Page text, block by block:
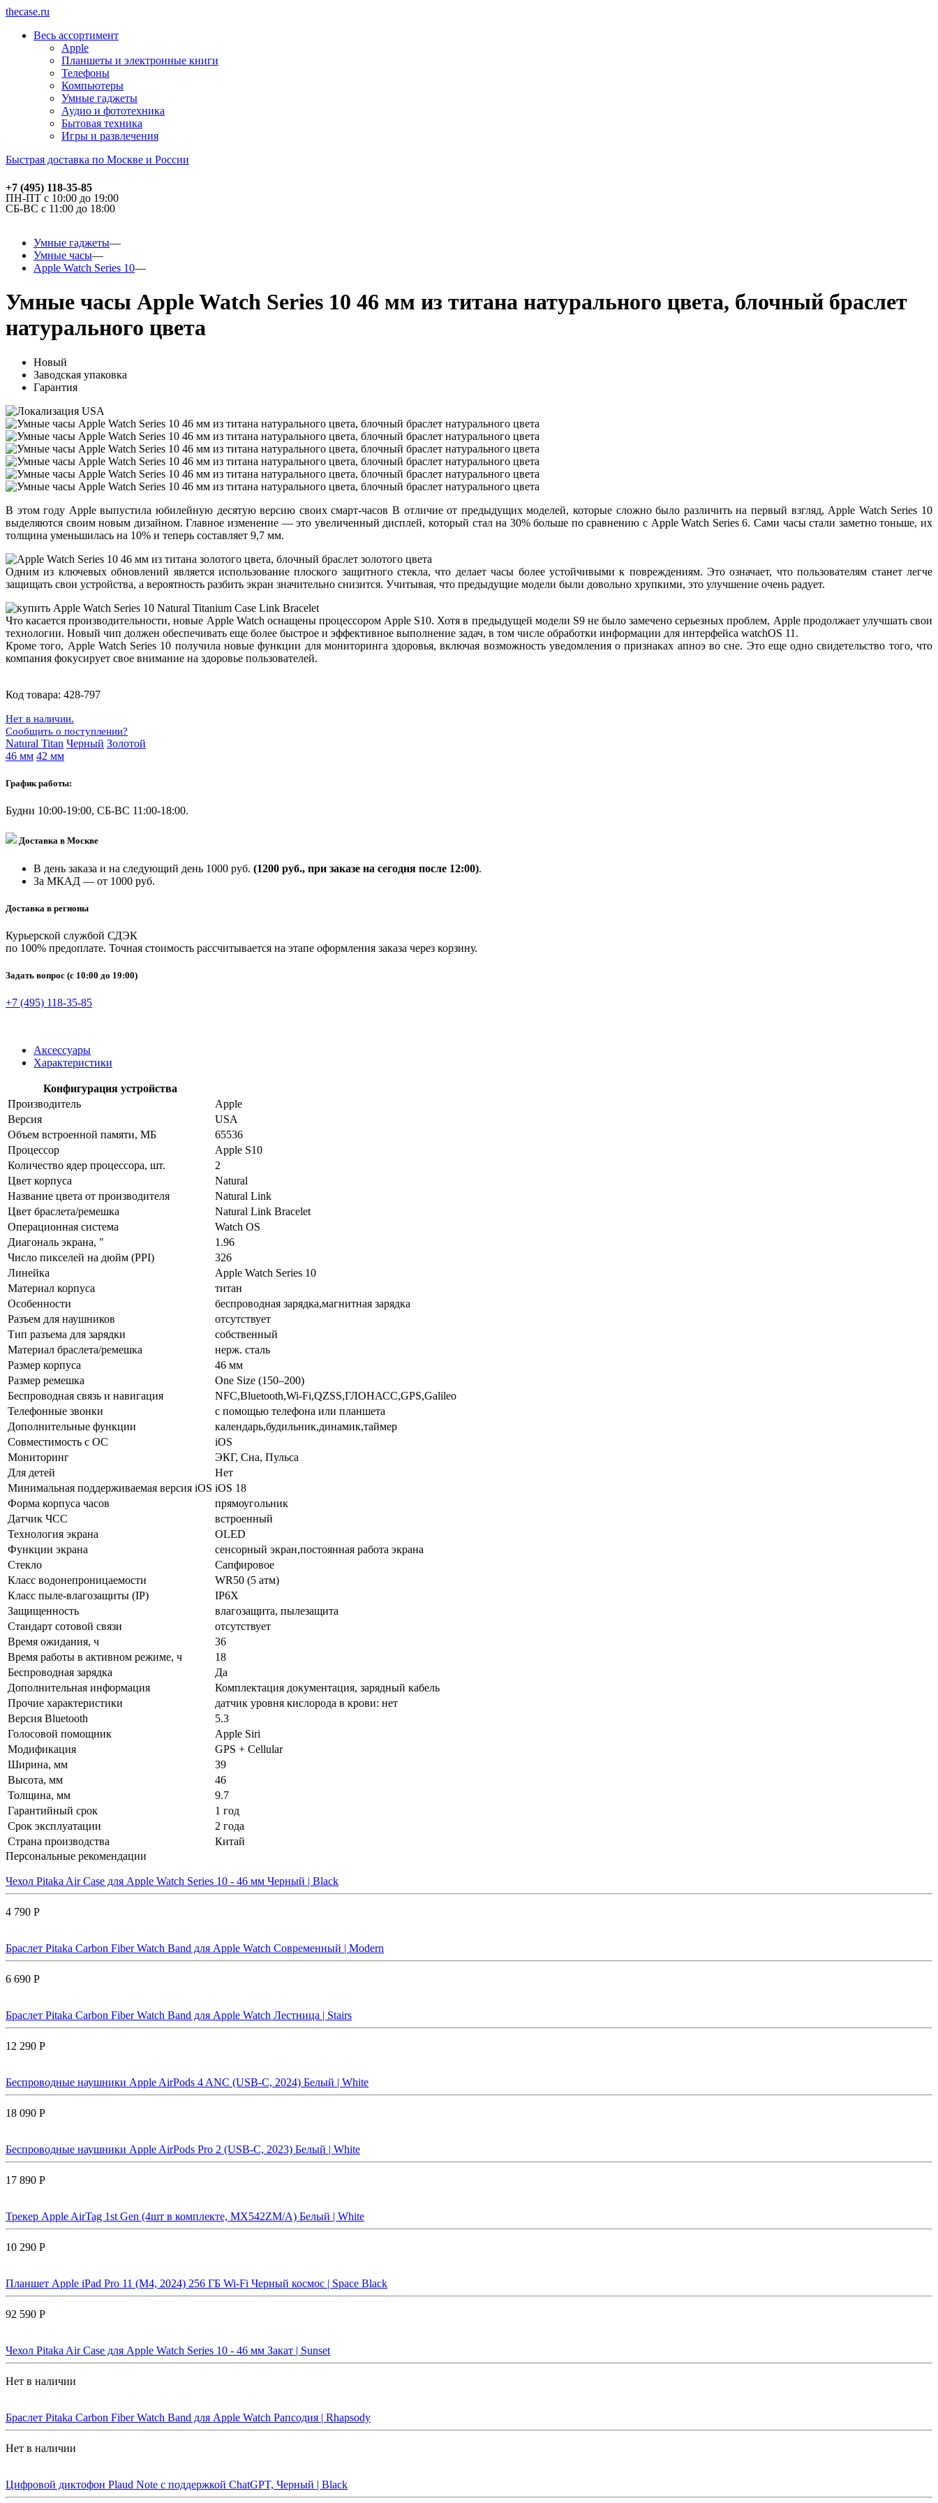
thecase.ru
Весь ассортимент
Apple
Планшеты и электронные книги
Телефоны
Компьютеры
Умные гаджеты
Аудио и фототехника
Бытовая техника
Игры и развлечения
Быстрая доставка по Москве и России
+7 (495) 118-35-85
ПН-ПТ с 10:00 до 19:00
СБ-ВС с 11:00 до 18:00
Умные гаджеты
Умные часы
Apple Watch Series 10
Умные часы Apple Watch Series 10 46 мм из титана натурального цвета, блочный браслет
натурального цвета
Новый
Заводская упаковка
Гарантия
В этом году Apple выпустила юбилейную десятую версию своих смарт-часов В отличие от предыдущих моделей, которые сложно было различить на первый взгляд, Apple Watch Series 10
выделяются своим новым дизайном. Главное изменение — это увеличенный дисплей, который стал на 30% больше по сравнению с Apple Watch Series 6. Сами часы стали заметно тоньше, их
толщина уменьшилась на 10% и теперь составляет 9,7 мм.
Одним из ключевых обновлений является использование плоского защитного стекла, что делает часы более устойчивыми к повреждениям. Это означает, что пользователям станет легче
защищать свои устройства, а вероятность разбить экран значительно снизится. Учитывая, что предыдущие модели были довольно хрупкими, это улучшение очень радует.
Что касается производительности, новые Apple Watch оснащены процессором Apple S10. Хотя в предыдущей модели S9 не было замечено серьезных проблем, Apple продолжает улучшать свои
технологии. Новый чип должен обеспечивать еще более быстрое и эффективное выполнение задач, в том числе обработки информации для интерфейса watchOS 11.
Кроме того, Apple Watch Series 10 получила новые функции для мониторинга здоровья, включая возможность уведомления о признаках апноэ во сне. Это еще одно свидетельство того, что
компания фокусирует свое внимание на здоровье пользователей.
Код товара: 428-797
Нет в наличии.
Сообщить о поступлении?
Natural Titan Черный Золотой
46 мм 42 мм
График работы:
Будни 10:00-19:00, СБ-ВС 11:00-18:00.
Доставка в Москве
В день заказа и на следующий день 1000 руб. (1200 руб., при заказе на сегодня после 12:00).
За МКАД — от 1000 руб.
Доставка в регионы
Курьерской службой СДЭК
по 100% предоплате. Точная стоимость рассчитывается на этапе оформления заказа через корзину.
Задать вопрос (с 10:00 до 19:00)
+7 (495) 118-35-85
Аксессуары
Характеристики
Конфигурация устройства
Производитель
Apple
Версия
USA
Объем встроенной памяти, МБ
65536
Процессор
Apple S10
Количество ядер процессора, шт.
2
Цвет корпуса
Natural
Название цвета от производителя
Natural Link
Цвет браслета/ремешка
Natural Link Bracelet
Операционная система
Watch OS
Диагональ экрана, "
1.96
Число пикселей на дюйм (PPI)
326
Линейка
Apple Watch Series 10
Материал корпуса
титан
Особенности
беспроводная зарядка,магнитная зарядка
Разъем для наушников
отсутствует
Тип разъема для зарядки
собственный
Материал браслета/ремешка
нерж. сталь
Размер корпуса
46 мм
Размер ремешка
One Size (150–200)
Беспроводная связь и навигация
NFC,Bluetooth,Wi-Fi,QZSS,ГЛОНАСC,GPS,Galileo
Телефонные звонки
с помощью телефона или планшета
Дополнительные функции
календарь,будильник,динамик,таймер
Совместимость с ОС
iOS
Мониторинг
ЭКГ, Сна, Пульса
Для детей
Нет
Минимальная поддерживаемая версия iOS iOS 18
Форма корпуса часов
прямоугольник
Датчик ЧСС
встроенный
Технология экрана
OLED
Функции экрана
сенсорный экран,постоянная работа экрана
Стекло
Сапфировое
Класс водонепроницаемости
WR50 (5 атм)
Класс пыле-влагозащиты (IP)
IP6X
Защищенность
влагозащита, пылезащита
Стандарт сотовой связи
отсутствует
Время ожидания, ч
36
Время работы в активном режиме, ч
18
Беспроводная зарядка
Да
Дополнительная информация
Комплектация документация, зарядный кабель
Прочие характеристики
датчик уровня кислорода в крови: нет
Версия Bluetooth
5.3
Голосовой помощник
Apple Siri
Модификация
GPS + Cellular
Ширина, мм
39
Высота, мм
46
Толщина, мм
9.7
Гарантийный срок
1 год
Срок эксплуатации
2 года
Страна производства
Китай
Персональные рекомендации
Чехол Pitaka Air Case для Apple Watch Series 10 - 46 мм Черный | Black
4 790 Р
Браслет Pitaka Carbon Fiber Watch Band для Apple Watch Современный | Modern
6 690 Р
Браслет Pitaka Carbon Fiber Watch Band для Apple Watch Лестница | Stairs
12 290 Р
Беспроводные наушники Apple AirPods 4 ANC (USB-C, 2024) Белый | White
18 090 Р
Беспроводные наушники Apple AirPods Pro 2 (USB-C, 2023) Белый | White
17 890 Р
Трекер Apple AirTag 1st Gen (4шт в комплекте, MX542ZM/A) Белый | White
10 290 Р
Планшет Apple iPad Pro 11 (M4, 2024) 256 ГБ Wi-Fi Черный космос | Space Black
92 590 Р
Чехол Pitaka Air Case для Apple Watch Series 10 - 46 мм Закат | Sunset
Нет в наличии
Браслет Pitaka Carbon Fiber Watch Band для Apple Watch Рапсодия | Rhapsody
Нет в наличии
Цифровой диктофон Plaud Note с поддержкой ChatGPT, Черный | Black